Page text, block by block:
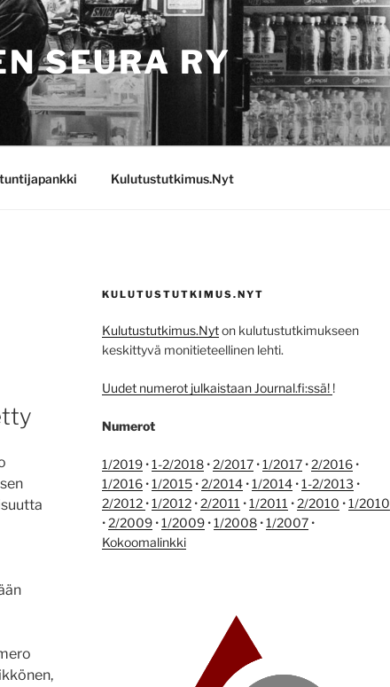
SEURA RY
Kulutustutkimus.Nyt
KULUTUSTUTKIMUS.NYT
Kulutustutkimus.Nyton kulutustutkimukseen
keskittyvä monitieteellinen lehti.
Uudet numerot julkaistaan Journal.fi:ssä! !
Numerot
1/2019•1-2/2018•2/2017•1/2017•2/2016•
1/2016•1/2015•2/2014•1/2014•1-2/2013 •
2/2012 •1/2012•2/2011 •1/2011 •2/2010 •1/2010
•2/2009•1/2009•1/2008•1/2007•
Kokoomalinkki